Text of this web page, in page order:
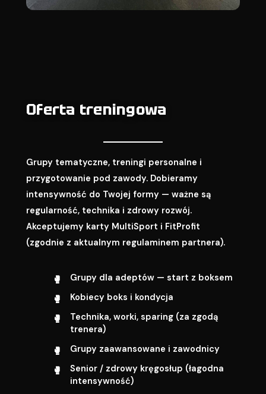
Oferta treningowa
Grupy tematyczne, treningi personalne i
przygotowanie pod zawody. Dobieramy
intensywność do Twojej formy — ważne są
regularność, technika i zdrowy rozwój.
Akceptujemy karty MultiSport i FitProfit
(zgodnie z aktualnym regulaminem partnera).
Grupy dla adeptów — start z boksem
Kobiecy boks i kondycja
Technika, worki, sparing (za zgodą
trenera)
Grupy zaawansowane i zawodnicy
Senior / zdrowy kręgosłup (łagodna
intensywność)